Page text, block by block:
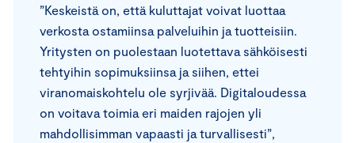
”Keskeistä on, että kuluttajat voivat luottaa
verkosta ostamiinsa palveluihin ja tuotteisiin.
Yritysten on puolestaan luotettava sähköisesti
tehtyihin sopimuksiinsa ja siihen, ettei
viranomaiskohtelu ole syrjivää. Digitaloudessa
on voitava toimia eri maiden rajojen yli
mahdollisimman vapaasti ja turvallisesti”,